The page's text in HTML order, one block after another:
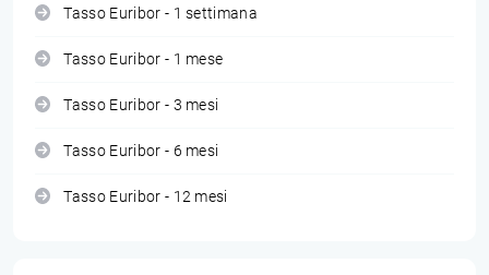
Tasso Euribor - 1 settimana
Tasso Euribor - 1 mese
Tasso Euribor - 3 mesi
Tasso Euribor - 6 mesi
Tasso Euribor - 12 mesi